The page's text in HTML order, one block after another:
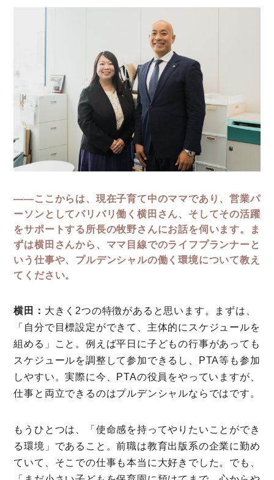
――ここからは、現在子育て中のママであり、営業パ
ーソンとしてバリバリ働く横田さん、そしてその活躍
をサポートする所長の牧野さんにお話を伺います。ま
ずは横田さんから、ママ目線でのライフプランナーと
いう仕事や、プルデンシャルの働く環境について教え
てください。
横田： 大きく2つの特徴があると思います。まずは、
「自分で目標設定ができて、主体的にスケジュールを
組める」こと。例えば平日に子どもの行事があっても
スケジュールを調整して参加できるし、PTA等も参加
しやすい。実際に今、PTAの役員をやっていますが、
仕事と両立できるのはプルデンシャルならではです。
もうひとつは、「使命感を持ってやりたいことができ
る環境」であること。前職は教育出版系の企業に勤め
ていて、そこでの仕事も本当に大好きでした。でも、